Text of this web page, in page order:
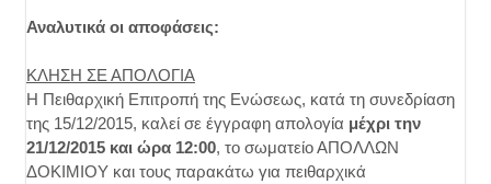
Αναλυτικά οι αποφάσεις:
ΚΛΗΣΗ ΣΕ ΑΠΟΛΟΓΙΑ
Η Πειθαρχική Επιτροπή της Ενώσεως, κατά τη συνεδρίαση
της 15/12/2015, καλεί σε έγγραφη απολογία μέχρι την
21/12/2015 και ώρα 12:00, το σωματείο ΑΠΟΛΛΩΝ
ΔΟΚΙΜΙΟΥ και τους παρακάτω για πειθαρχικά